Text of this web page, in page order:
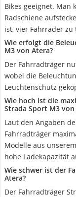
Bikes geeignet. Man
Radschiene
ist, vier Fahrräder
Wie erfolgt die
M3 von Atera?
Der Fahrradträger
wobei die
Leuchtenschutz
Wie hoch ist die
Strada Sport M3 von
Laut den Angaben
Fahrradträger
Modelle aus
hohe Ladekapazität
Wie schwer ist der
Atera?
Der Fahrradträger